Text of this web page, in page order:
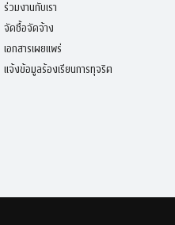
ร่วมงานกับเรา
จัดซื้อจัดจ้าง
เอกสารเผยแพร่
แจ้งข้อมูลร้องเรียนการทุจริต